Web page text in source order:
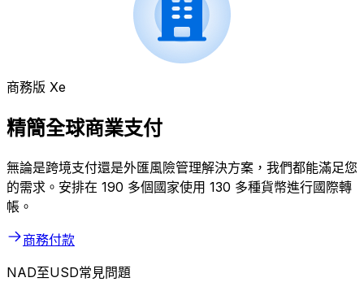
商務版 Xe
精簡全球商業支付
無論是跨境支付還是外匯風險管理解決方案，我們都能滿足您
的需求。安排在 190 多個國家使用 130 多種貨幣進行國際轉
帳。
商務付款
NAD至USD常見問題